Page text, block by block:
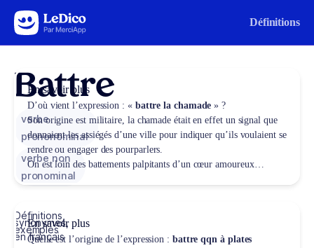
Aller au contenu Définitions
Battre
verbe
prononominal
verbe non
pronominal
Définitions,
synonymes,
exemples
en français
En savoir plus
D’où vient l’expression : « battre la chamade » ?
Son origine est militaire, la chamade était en effet un signal que
donnaient les assiégés d’une ville pour indiquer qu’ils voulaient se
rendre ou engager des pourparlers.
On est loin des battements palpitants d’un cœur amoureux…
En savoir plus
Quelle est l’origine de l’expression : battre qqn à plates